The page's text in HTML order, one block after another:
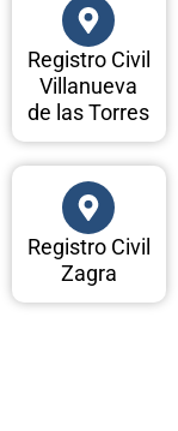
Registro Civil
Villanueva
de las Torres
Registro Civil
Zagra